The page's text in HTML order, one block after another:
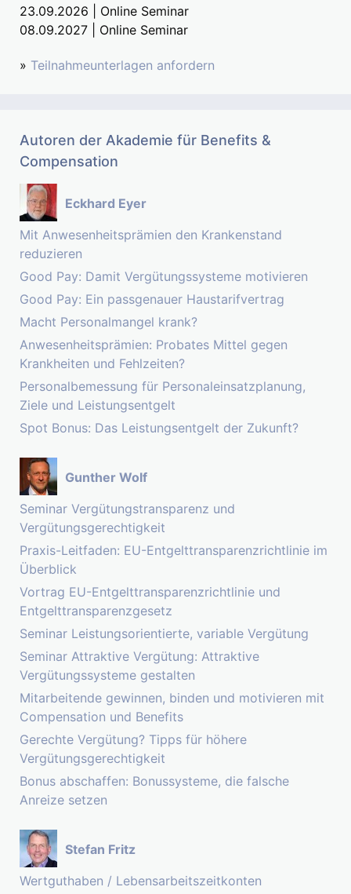
23.09.2026 | Online Seminar
08.09.2027 | Online Seminar
» Teilnahmeunterlagen anfordern
Autoren der Akademie für Benefits &
Compensation
Eckhard Eyer
Mit Anwesenheitsprämien den Krankenstand
reduzieren
Good Pay: Damit Vergütungssysteme motivieren
Good Pay: Ein passgenauer Haustarifvertrag
Macht Personalmangel krank?
Anwesenheitsprämien: Probates Mittel gegen
Krankheiten und Fehlzeiten?
Personalbemessung für Personaleinsatzplanung,
Ziele und Leistungsentgelt
Spot Bonus: Das Leistungsentgelt der Zukunft?
Gunther Wolf
Seminar Vergütungstransparenz und
Vergütungsgerechtigkeit
Praxis-Leitfaden: EU-Entgelttransparenzrichtlinie im
Überblick
Vortrag EU-Entgelttransparenzrichtlinie und
Entgelttransparenzgesetz
Seminar Leistungsorientierte, variable Vergütung
Seminar Attraktive Vergütung: Attraktive
Vergütungssysteme gestalten
Mitarbeitende gewinnen, binden und motivieren mit
Compensation und Benefits
Gerechte Vergütung? Tipps für höhere
Vergütungsgerechtigkeit
Bonus abschaffen: Bonussysteme, die falsche
Anreize setzen
Stefan Fritz
Wertguthaben / Lebensarbeitszeitkonten